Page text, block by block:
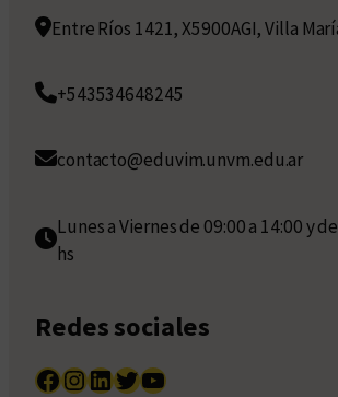
Entre Ríos 1421, X5900AGI, Villa
+543534648245
contacto@eduvim.unvm.edu.ar
Lunes a Viernes de 09:00 a 14:00 y
hs
Redes sociales
Facebook InstagramLinkedIn Twitter YouTube